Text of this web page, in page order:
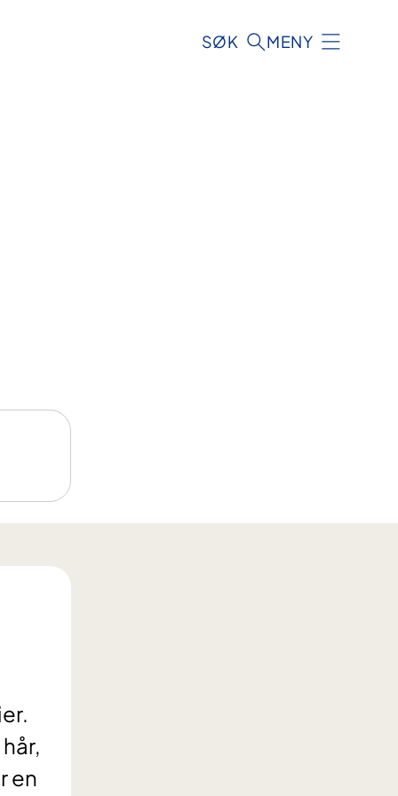
SØK MENY
en